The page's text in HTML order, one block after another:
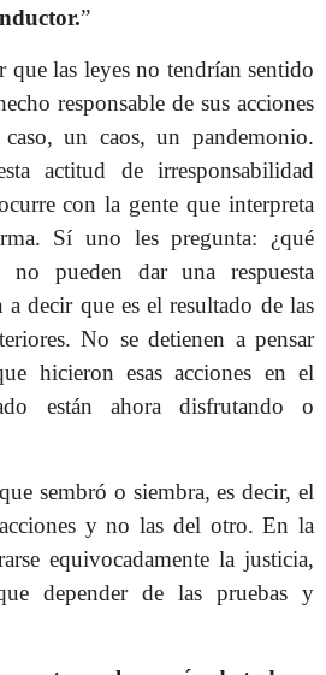
”
que las leyes no tendrían sentido
responsable de sus acciones
un caos, un pandemonio.
actitud de irresponsabilidad
con la gente que interpreta
Sí uno les pregunta: ¿qué
no pueden dar una respuesta
decir que es el resultado de las
No se detienen a pensar
hicieron esas acciones en el
están ahora disfrutando o
sembró o siembra, es decir, el
y no las del otro. En la
equivocadamente la justicia,
depender de las pruebas y